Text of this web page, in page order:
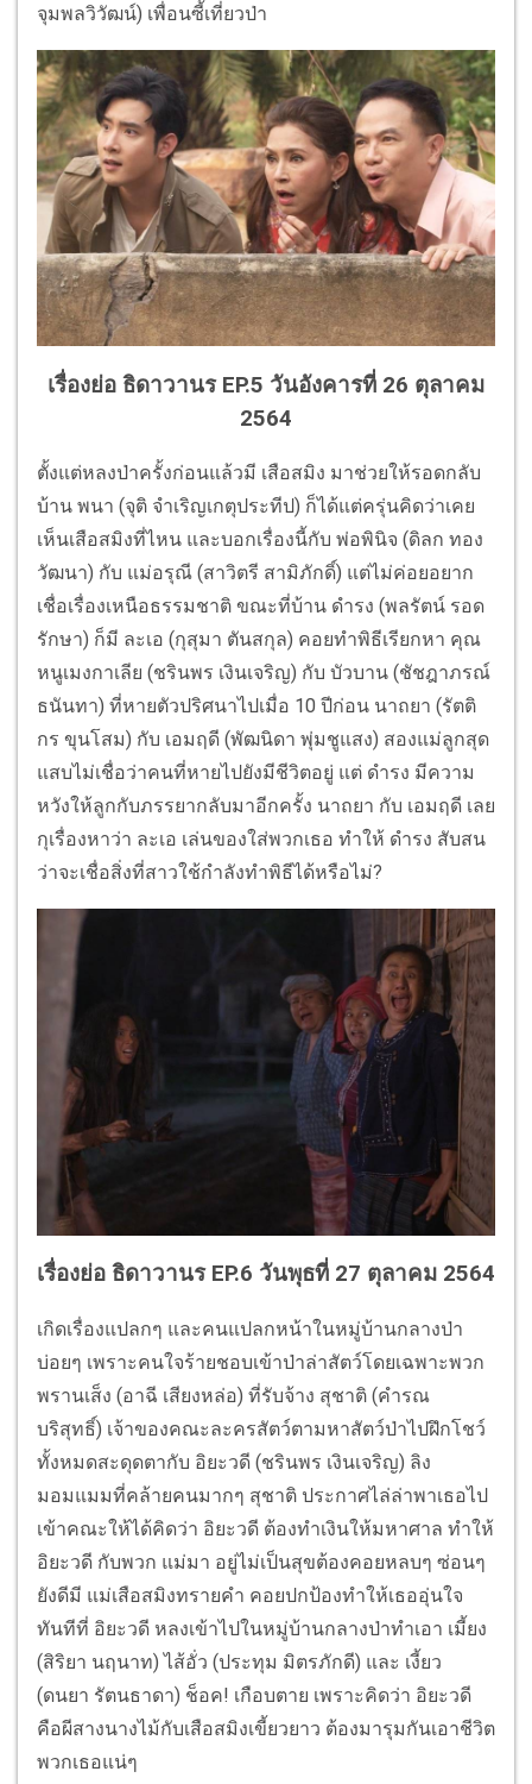
จุมพลวิวัฒน์) เพื่อนซี้เที่ยวป่า
เรื่องย่อ ธิดาวานร EP.5 วันอังคารที่ 26 ตุลาคม
2564
ตั้งแต่หลงป่าครั้งก่อนแล้วมี เสือสมิง มาช่วยให้รอดกลับ
บ้าน พนา (จุติ จำเริญเกตุประทีป) ก็ได้แต่ครุ่นคิดว่าเคย
เห็นเสือสมิงที่ไหน และบอกเรื่องนี้กับ พ่อพินิจ (ดิลก ทอง
วัฒนา) กับ แม่อรุณี (สาวิตรี สามิภักดิ์) แต่ไม่ค่อยอยาก
เชื่อเรื่องเหนือธรรมชาติ ขณะที่บ้าน ดำรง (พลรัตน์ รอด
รักษา) ก็มี ละเอ (กุสุมา ตันสกุล) คอยทำพิธีเรียกหา คุณ
หนูเมงกาเลีย (ชรินพร เงินเจริญ) กับ บัวบาน (ชัชฎาภรณ์
ธนันทา) ที่หายตัวปริศนาไปเมื่อ 10 ปีก่อน นาถยา (รัตติ
กร ขุนโสม) กับ เอมฤดี (พัฒนิดา พุ่มชูแสง) สองแม่ลูกสุด
แสบไม่เชื่อว่าคนที่หายไปยังมีชีวิตอยู่ แต่ ดำรง มีความ
หวังให้ลูกกับภรรยากลับมาอีกครั้ง นาถยา กับ เอมฤดี เลย
กุเรื่องหาว่า ละเอ เล่นของใส่พวกเธอ ทำให้ ดำรง สับสน
ว่าจะเชื่อสิ่งที่สาวใช้กำลังทำพิธีได้หรือไม่?
เรื่องย่อ ธิดาวานร EP.6 วันพุธที่ 27 ตุลาคม 2564
เกิดเรื่องแปลกๆ และคนแปลกหน้าในหมู่บ้านกลางป่า
บ่อยๆ เพราะคนใจร้ายชอบเข้าป่าล่าสัตว์โดยเฉพาะพวก
พรานเส็ง (อาฉี เสียงหล่อ) ที่รับจ้าง สุชาติ (คำรณ
บริสุทธิ์) เจ้าของคณะละครสัตว์ตามหาสัตว์ป่าไปฝึกโชว์
ทั้งหมดสะดุดตากับ อิยะวดี (ชรินพร เงินเจริญ) ลิง
มอมแมมที่คล้ายคนมากๆ สุชาติ ประกาศไล่ล่าพาเธอไป
เข้าคณะให้ได้คิดว่า อิยะวดี ต้องทำเงินให้มหาศาล ทำให้
อิยะวดี กับพวก แม่มา อยู่ไม่เป็นสุขต้องคอยหลบๆ ซ่อนๆ
ยังดีมี แม่เสือสมิงทรายคำ คอยปกป้องทำให้เธออุ่นใจ
ทันทีที่ อิยะวดี หลงเข้าไปในหมู่บ้านกลางป่าทำเอา เมี้ยง
(สิริยา นฤนาท) ไส้อั่ว (ประทุม มิตรภักดี) และ เงี้ยว
(ดนยา รัตนธาดา) ช็อค! เกือบตาย เพราะคิดว่า อิยะวดี
คือผีสางนางไม้กับเสือสมิงเขี้ยวยาว ต้องมารุมกันเอาชีวิต
พวกเธอแน่ๆ